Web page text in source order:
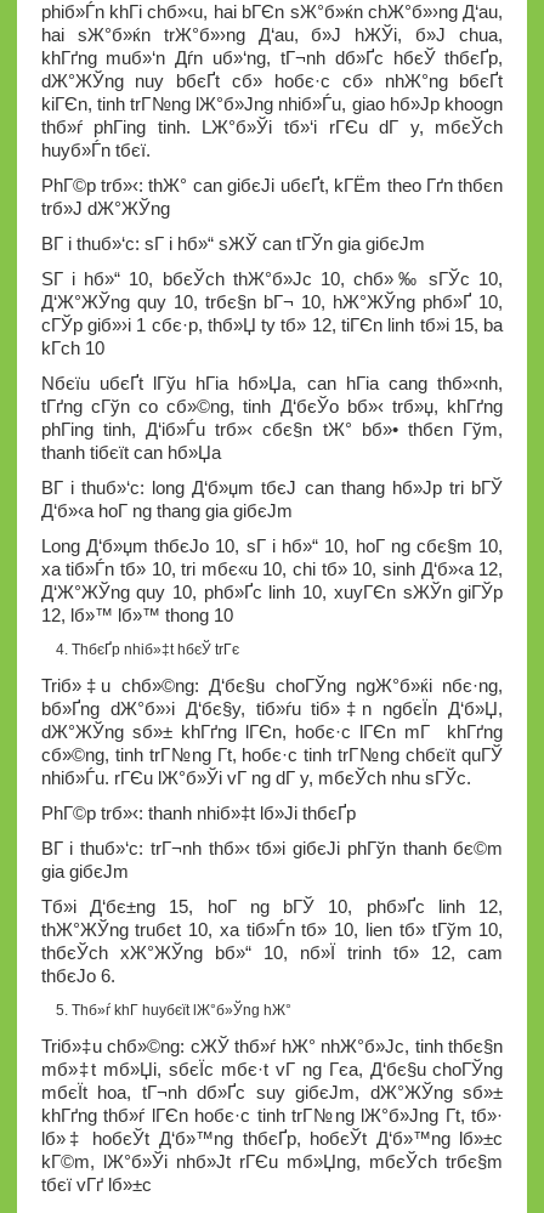
phiб»Ѓn khГі chб»‹u, hai bГЄn sЖ°б»ќn chЖ°б»›ng Д‘au,
hai sЖ°б»ќn trЖ°б»›ng Д‘au, б»Ј hЖЎi, б»Ј chua,
khГґng muб»‘n Дѓn uб»‘ng, tГ¬nh dб»Ґc hбєЎ thбєҐp,
dЖ°ЖЎng nuy bбєҐt cб»­ hoбє·c cб»­ nhЖ°ng bбєҐt
kiГЄn, tinh trГ№ng lЖ°б»Јng nhiб»Ѓu, giao hб»Јp khoogn
thб»ѓ phГіng tinh. LЖ°б»Ўi tб»‘i rГЄu dГ y, mбєЎch
huyб»Ѓn tбєї.
PhГ©p trб»‹: thЖ° can giбєЈi uбєҐt, kГЁm theo Гґn thбє­n
trб»Ј dЖ°ЖЎng
BГ i thuб»‘c: sГ i hб»“ sЖЎ can tГЎn gia giбєЈm
SГ i hб»“ 10, bбєЎch thЖ°б»Јc 10, chб»‰ sГЎc 10,
Д‘Ж°ЖЎng quy 10, trбє§n bГ¬ 10, hЖ°ЖЎng phб»Ґ 10,
cГЎp giб»›i 1 cбє·p, thб»Џ ty tб»­ 12, tiГЄn linh tб»і 15, ba
kГ­ch 10
Nбєїu uбєҐt lГўu hГіa hб»Џa, can hГіa cang thб»‹nh,
tГґng cГўn co cб»©ng, tinh Д‘бєЎo bб»‹ trб»џ, khГґng
phГіng tinh, Д‘iб»Ѓu trб»‹ cбє§n tЖ° bб»• thбє­n Гўm,
thanh tiбєїt can hб»Џa
BГ i thuб»‘c: long Д‘б»џm tбєЈ can thang hб»Јp tri bГЎ
Д‘б»‹a hoГ ng thang gia giбєЈm
Long Д‘б»џm thбєЈo 10, sГ i hб»“ 10, hoГ ng cбє§m 10,
xa tiб»Ѓn tб»­ 10, tri mбє«u 10, chi tб»­ 10, sinh Д‘б»‹a 12,
Д‘Ж°ЖЎng quy 10, phб»Ґc linh 10, xuyГЄn sЖЎn giГЎp
12, lб»™ lб»™ thong 10
ThбєҐp nhiб»‡t hбєЎ trГє
Triб»‡u chб»©ng: Д‘бє§u choГЎng ngЖ°б»ќi nбє·ng,
bб»Ґng dЖ°б»›i Д‘бє§y, tiб»ѓu tiб»‡n ngбєЇn Д‘б»Џ,
dЖ°ЖЎng sб»± khГґng lГЄn, hoбє·c lГЄn mГ khГґng
cб»©ng, tinh trГ№ng Г­t, hoбє·c tinh trГ№ng chбєїt quГЎ
nhiб»Ѓu. rГЄu lЖ°б»Ўi vГ ng dГ y, mбєЎch nhu sГЎc.
PhГ©p trб»‹: thanh nhiб»‡t lб»Јi thбєҐp
BГ i thuб»‘c: trГ¬nh thб»‹ tб»і giбєЈi phГўn thanh бє©m
gia giбєЈm
Tб»і Д‘бє±ng 15, hoГ ng bГЎ 10, phб»Ґc linh 12,
thЖ°ЖЎng truбє­t 10, xa tiб»Ѓn tб»­ 10, lien tб»­ tГўm 10,
thбєЎch xЖ°ЖЎng bб»“ 10, nб»Ї trinh tб»­ 12, cam
thбєЈo 6.
Thб»ѓ khГ­ huyбєїt lЖ°б»Ўng hЖ°
Triб»‡u chб»©ng: cЖЎ thб»ѓ hЖ° nhЖ°б»Јc, tinh thбє§n
mб»‡t mб»Џi, sбєЇc mбє·t vГ ng Гєa, Д‘бє§u choГЎng
mбєЇt hoa, tГ¬nh dб»Ґc suy giбєЈm, dЖ°ЖЎng sб»±
khГґng thб»ѓ lГЄn hoбє·c tinh trГ№ng lЖ°б»Јng Г­t, tб»·
lб»‡ hoбєЎt Д‘б»™ng thбєҐp, hoбєЎt Д‘б»™ng lб»±c
kГ©m, lЖ°б»Ўi nhб»Јt rГЄu mб»Џng, mбєЎch trбє§m
tбєї vГґ lб»±c